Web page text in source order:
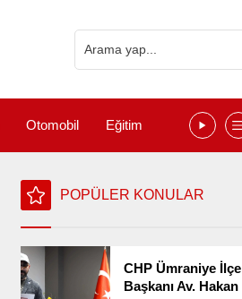
Otomobil Eğitim
POPÜLER KONULAR
CHP Ümraniye İlçe
Başkanı Av. Hakan